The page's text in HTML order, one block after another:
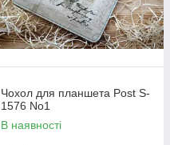
Чохол для планшета Post S-
1576 No1
В наявності